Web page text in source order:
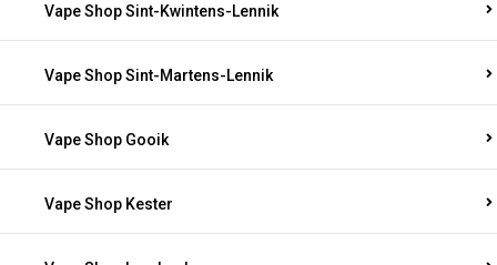
Vape Shop Sint-Kwintens-Lennik
Vape Shop Sint-Martens-Lennik
Vape Shop Gooik
Vape Shop Kester